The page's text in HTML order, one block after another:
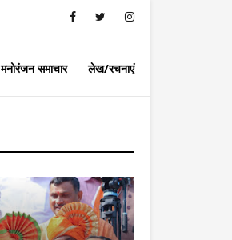
मनोरंजन समाचार लेख/रचनाएं